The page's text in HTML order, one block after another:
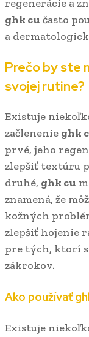
regenerácie a
ghk cučasto
a
Prečo by ste
svojej rutine?
Existuje
začlenenie ghk
prvé, jeho
zlepšiť textúru
druhé, ghk cu
znamená, že
kožných
zlepšiť hojenie
pre tých, ktorí
zákrokov.
Ako používať
Existuje